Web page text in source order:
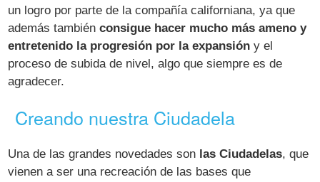
un logro por parte de la compañía californiana, ya que
además tambiénconsigue hacer mucho más ameno y
entretenido la progresión por la expansión y el
proceso de subida de nivel, algo que siempre es de
agradecer.
Creando nuestra Ciudadela
Una de las grandes novedades son las Ciudadelas, que
vienen a ser una recreación de las bases que